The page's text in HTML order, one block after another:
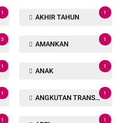
1
3452 PERSONIL
1
1 1
3 1
1
ACCRA
1